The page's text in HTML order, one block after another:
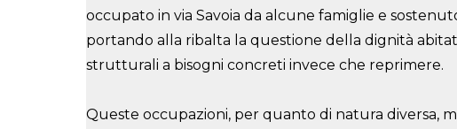
occupato in via Savoia da alcune famiglie e
portando alla ribalta la questione della dignità
strutturali a bisogni concreti invece che reprimere.
Queste occupazioni, per quanto di natura diversa,